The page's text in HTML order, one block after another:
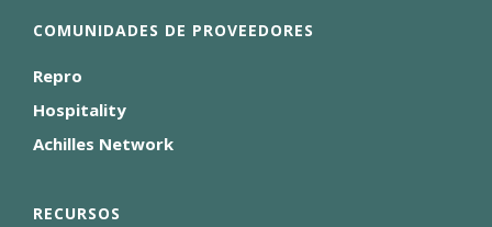
COMUNIDADES DE PROVEEDORES
Repro
Hospitality
Achilles Network
RECURSOS